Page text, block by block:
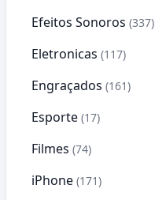
Efeitos Sonoros (337)
Eletronicas (117)
Engraçados (161)
Esporte (17)
Filmes (74)
iPhone (171)